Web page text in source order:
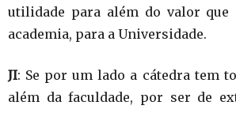
utilidade para além do valor que
academia, para a Universidade.
JI: Se por um lado a cátedra tem
além da faculdade, por ser de